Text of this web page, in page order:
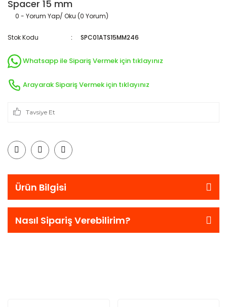
Spacer 15 mm
0 - Yorum Yap/ Oku (0 Yorum)
Stok Kodu SPC01ATS15MM246
Whatsapp ile Sipariş Vermek için tıklayınız
Arayarak Sipariş Vermek için tıklayınız
Tavsiye Et
Ürün Bilgisi
Nasıl Sipariş Verebilirim?